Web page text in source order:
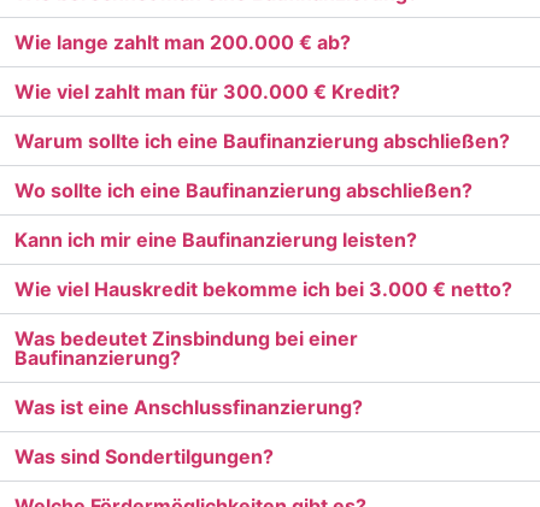
Wie lange zahlt man 200.000 € ab?
Wie viel zahlt man für 300.000 € Kredit?
Warum sollte ich eine Baufinanzierung abschließen?
Wo sollte ich eine Baufinanzierung abschließen?
Kann ich mir eine Baufinanzierung leisten?
Wie viel Hauskredit bekomme ich bei 3.000 € netto?
Was bedeutet Zinsbindung bei einer
Baufinanzierung?
Was ist eine Anschlussfinanzierung?
Was sind Sondertilgungen?